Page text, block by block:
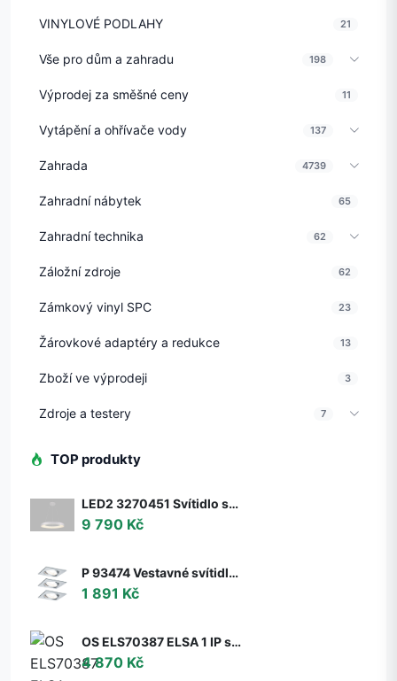
VINYLOVÉ PODLAHY 21
Vše pro dům a zahradu 198
Výprodej za směšné ceny 11
Vytápění a ohřívače vody 137
Zahrada 4739
Zahradní nábytek 65
Zahradní technika 62
Záložní zdroje 62
Zámkový vinyl SPC 23
Žárovkové adaptéry a redukce 13
Zboží ve výprodeji 3
Zdroje a testery 7
TOP produkty
LED2 3270451 Svítidlo stropní závěsné LED2 BELLA 60 P-Z, W 50W 2CCT 3000K/4000K - ON/OFF - nestmívatelné - LED2 Lighting
9 790 Kč
P 93474 Vestavné svítidlo LED Nova hranaté 3x6,5W GU10 hliník broušený nastavitelné 3-krokové-stmívatelné - PAULMANN
1 891 Kč
OS ELS70387 ELSA 1 IP stropní/nástěnné skleněné svítidlo bílá IP65 3000 K 9W LED DALI (původní kód OS 70387) - OSMONT
4 870 Kč